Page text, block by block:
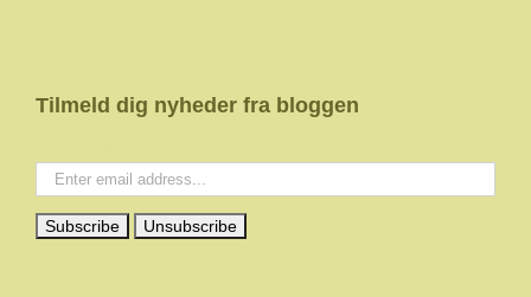
Tilmeld dig nyheder fra bloggen